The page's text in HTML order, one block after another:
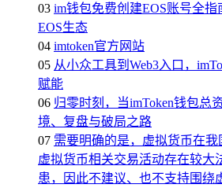
03 im钱包免费创建EOS账号全
EOS生态
04 imtoken官方网站
05 从小众工具到Web3入口，
赋能
06 归零时刻，当imToken钱包
境、复盘与破局之路
07 需要明确的是，虚拟货币在
虚拟货币相关交易活动存在较大
患，因此不建议、也不支持围绕